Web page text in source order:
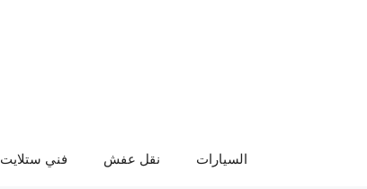
السيارات نقل عفش فني ستلايت